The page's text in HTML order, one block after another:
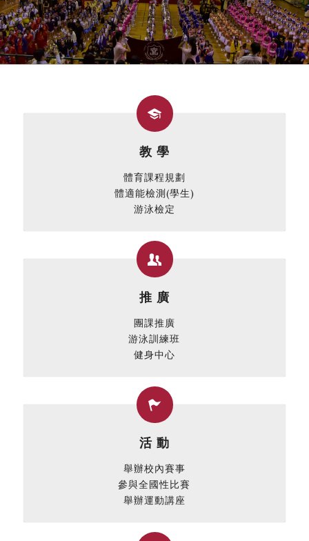
教 學
體育課程規劃
體適能檢測(學生)
游泳檢定
推 廣
團課推廣
游泳訓練班
健身中心
活 動
舉辦校內賽事
參與全國性比賽
舉辦運動講座